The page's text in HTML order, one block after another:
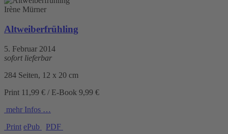
Irène Mürner
Altweiberfrühling
5. Februar 2014
sofort lieferbar
284 Seiten, 12 x 20 cm
Print 11,99 € / E-Book 9,99 €
mehr Infos …
Print ePub PDF